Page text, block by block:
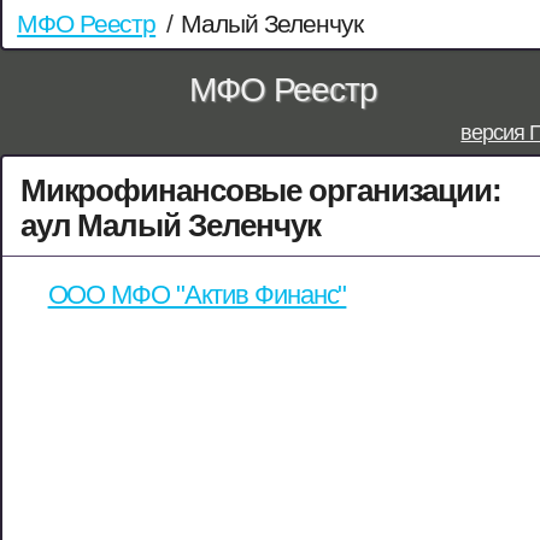
МФО Реестр / Малый Зеленчук
МФО Реестр
версия
Микрофинансовые организации:
аул Малый Зеленчук
ООО МФО "Актив Финанс"